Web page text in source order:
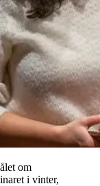
om
i vinter,